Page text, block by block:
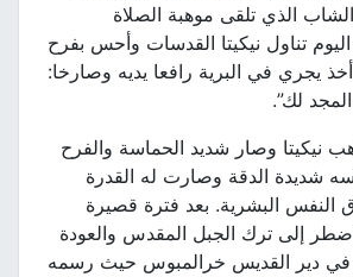
الذي تلقى موهبة الصلاة
تناول نيكيتا القدسات وأحس بفرح
يجري في البرية رافعا يديه وصارخا:
لك”.
نيكيتا وصار شديد الحماسة والفرح
الدقة وصارت له القدرة
البشرية. بعد فترة قصيرة
إلى ترك الجبل المقدس والعودة
دير القديس خرالمبوس حيث رسمه